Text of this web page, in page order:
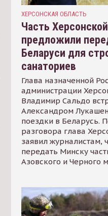
ХЕРСОНСКАЯ ОБЛАСТЬ
Часть
предложили
Беларуси для
санаториев
Глава назначенной
администрации
Владимир Сальдо
Александром
поездки в Беларусь.
разговора глава
заявил журналистам,
передать Минску
Азовского и Черного